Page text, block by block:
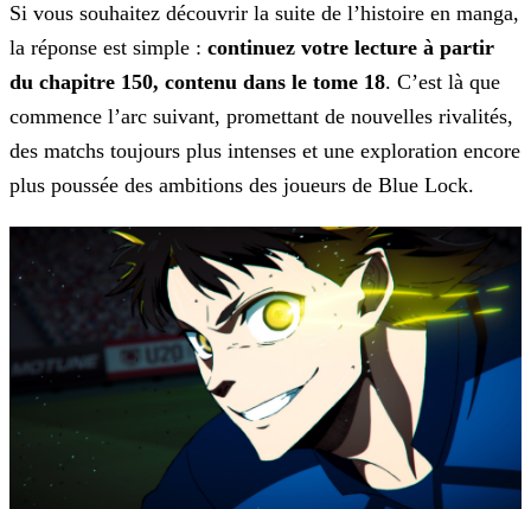
Si vous souhaitez découvrir la suite de l’histoire en manga,
la réponse est simple : continuez votre lecture à partir
du chapitre 150, contenu dans le tome 18. C’est là que
commence l’arc suivant, promettant de nouvelles rivalités,
des matchs toujours plus intenses et une exploration encore
plus poussée des ambitions des joueurs de Blue Lock.